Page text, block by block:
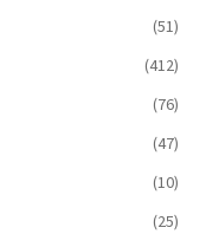
(51)
(412)
(76)
(47)
(10)
(25)